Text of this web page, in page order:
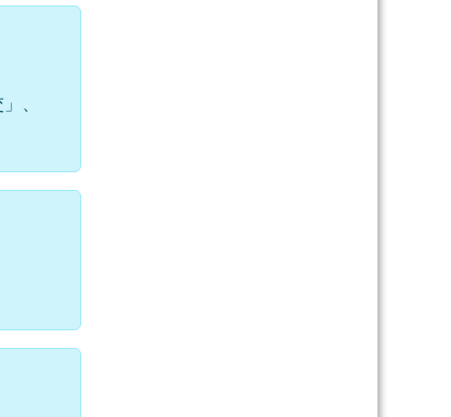
、